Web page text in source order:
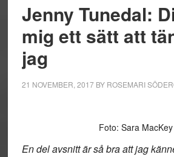
Jenny Tunedal:
mig ett sätt att
jag
21 NOVEMBER, 2017BY ROSEMARI
Foto: Sara MacKey
En del avsnitt är så bra att jag